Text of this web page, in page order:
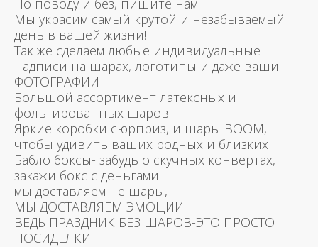
По поводу и без, пишите нам
Мы украсим самый крутой и незабываемый
день в вашей жизни!
Так же сделаем любые индивидуальные
надписи на шарах, логотипы и даже ваши
ФОТОГРАФИИ
Большой ассортимент латексных и
фольгированных шаров.
Яркие коробки сюрприз, и шары BOOM,
чтобы удивить ваших родных и близких
Бабло боксы- забудь о скучных конвертах,
закажи бокс с деньгами!
мы доставляем не шары,
МЫ ДОСТАВЛЯЕМ ЭМОЦИИ!
ВЕДЬ ПРАЗДНИК БЕЗ ШАРОВ-ЭТО ПРОСТО
ПОСИДЕЛКИ!